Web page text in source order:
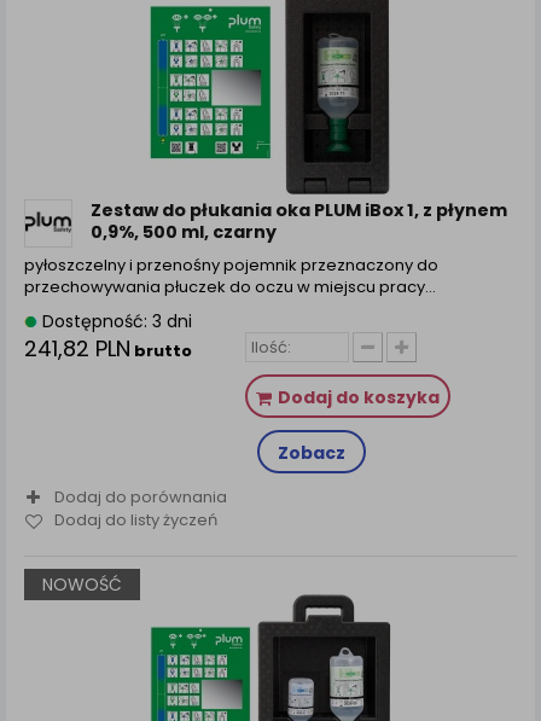
Zestaw do płukania oka PLUM iBox 1, z płynem
0,9%, 500 ml, czarny
pyłoszczelny i przenośny pojemnik przeznaczony do
przechowywania płuczek do oczu w miejscu pracy…
Dostępność: 3 dni
241,82 PLN brutto
Dodaj do koszyka
Zobacz
Dodaj do porównania
Dodaj do listy życzeń
NOWOŚĆ